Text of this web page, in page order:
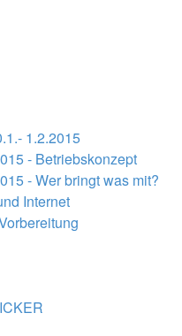
1.2.2015
- Betriebskonzept
- Wer bringt was mit?
Internet